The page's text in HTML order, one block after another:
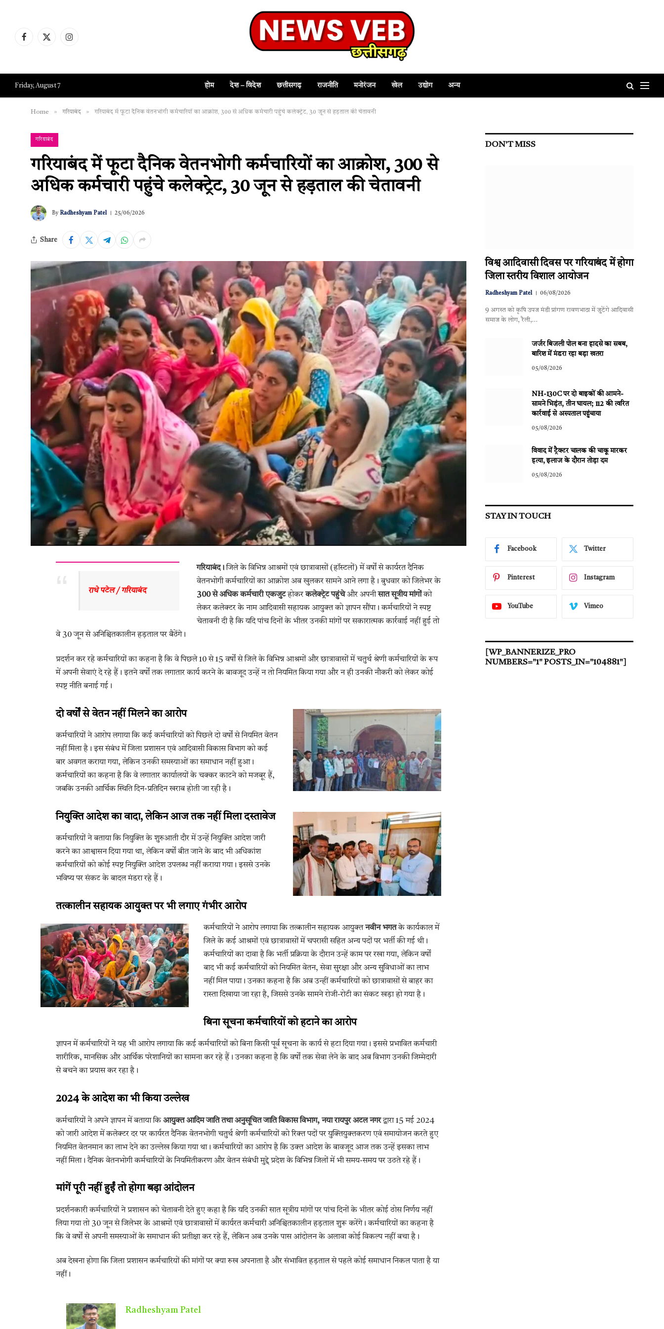
Facebook
X
Instagram
Friday, August 7 होम देश – विदेश छत्तीसगढ़ राजनीति मनोरंजन खेल उद्योग अन्य
Home » गरियाबंद » गरियाबंद में फूटा दैनिक वेतनभोगी कर्मचारियों का आक्रोश, 300 से अधिक कर्मचारी पहुंचे कलेक्ट्रेट, 30 जून से हड़ताल की चेतावनी
गरियाबंद
गरियाबंद में फूटा दैनिक वेतनभोगी कर्मचारियों का आक्रोश, 300 से
अधिक कर्मचारी पहुंचे कलेक्ट्रेट, 30 जून से हड़ताल की चेतावनी
By Radheshyam Patel 25/06/2026
Share
राधे पटेल / गरियाबंद
गरियाबंद।जिले के विभिन्न आश्रमों एवं छात्रावासों (हॉस्टलों) में वर्षों से कार्यरत दैनिक
वेतनभोगी कर्मचारियों का आक्रोश अब खुलकर सामने आने लगा है। बुधवार को जिलेभर के
300 से अधिक कर्मचारी एकजुटहोकरकलेक्ट्रेट पहुंचेऔर अपनीसात सूत्रीय मांगोंको
लेकर कलेक्टर के नाम आदिवासी सहायक आयुक्त को ज्ञापन सौंपा। कर्मचारियों ने स्पष्ट
चेतावनी दी है कि यदि पांच दिनों के भीतर उनकी मांगों पर सकारात्मक कार्रवाई नहीं हुई तो
वे 30 जून से अनिश्चितकालीन हड़ताल पर बैठेंगे।
प्रदर्शन कर रहे कर्मचारियों का कहना है कि वे पिछले 10 से 15 वर्षों से जिले के विभिन्न आश्रमों और छात्रावासों में चतुर्थ श्रेणी कर्मचारियों के रूप
में अपनी सेवाएं दे रहे हैं। इतने वर्षों तक लगातार कार्य करने के बावजूद उन्हें न तो नियमित किया गया और न ही उनकी नौकरी को लेकर कोई
स्पष्ट नीति बनाई गई।
दो वर्षों से वेतन नहीं मिलने का आरोप
कर्मचारियों ने आरोप लगाया कि कई कर्मचारियों को पिछले दो वर्षों से नियमित वेतन
नहीं मिला है। इस संबंध में जिला प्रशासन एवं आदिवासी विकास विभाग को कई
बार अवगत कराया गया, लेकिन उनकी समस्याओं का समाधान नहीं हुआ।
कर्मचारियों का कहना है कि वे लगातार कार्यालयों के चक्कर काटने को मजबूर हैं,
जबकि उनकी आर्थिक स्थिति दिन-प्रतिदिन खराब होती जा रही है।
नियुक्ति आदेश का वादा, लेकिन आज तक नहीं मिला दस्तावेज
कर्मचारियों ने बताया कि नियुक्ति के शुरुआती दौर में उन्हें नियुक्ति आदेश जारी
करने का आश्वासन दिया गया था, लेकिन वर्षों बीत जाने के बाद भी अधिकांश
कर्मचारियों को कोई स्पष्ट नियुक्ति आदेश उपलब्ध नहीं कराया गया। इससे उनके
भविष्य पर संकट के बादल मंडरा रहे हैं।
तत्कालीन सहायक आयुक्त पर भी लगाए गंभीर आरोप
कर्मचारियों ने आरोप लगाया कि तत्कालीन सहायक आयुक्तनवीन भगतके कार्यकाल में
जिले के कई आश्रमों एवं छात्रावासों में चपरासी सहित अन्य पदों पर भर्ती की गई थी।
कर्मचारियों का दावा है कि भर्ती प्रक्रिया के दौरान उन्हें काम पर रखा गया, लेकिन वर्षों
बाद भी कई कर्मचारियों को नियमित वेतन, सेवा सुरक्षा और अन्य सुविधाओं का लाभ
नहीं मिल पाया। उनका कहना है कि अब उन्हीं कर्मचारियों को छात्रावासों से बाहर का
रास्ता दिखाया जा रहा है, जिससे उनके सामने रोजी-रोटी का संकट खड़ा हो गया है।
बिना सूचना कर्मचारियों को हटाने का आरोप
ज्ञापन में कर्मचारियों ने यह भी आरोप लगाया कि कई कर्मचारियों को बिना किसी पूर्व सूचना के कार्य से हटा दिया गया। इससे प्रभावित कर्मचारी
शारीरिक, मानसिक और आर्थिक परेशानियों का सामना कर रहे हैं। उनका कहना है कि वर्षों तक सेवा लेने के बाद अब विभाग उनकी जिम्मेदारी
से बचने का प्रयास कर रहा है।
2024 के आदेश का भी किया उल्लेख
कर्मचारियों ने अपने ज्ञापन में बताया कि आयुक्त आदिम जाति तथा अनुसूचित जाति विकास विभाग, नया रायपुर अटल नगरद्वारा 15 मई 2024
को जारी आदेश में कलेक्टर दर पर कार्यरत दैनिक वेतनभोगी चतुर्थ श्रेणी कर्मचारियों को रिक्त पदों पर युक्तियुक्तकरण एवं समायोजन करते हुए
नियमित वेतनमान का लाभ देने का उल्लेख किया गया था। कर्मचारियों का आरोप है कि उक्त आदेश के बावजूद आज तक उन्हें इसका लाभ
नहीं मिला। दैनिक वेतनभोगी कर्मचारियों के नियमितीकरण और वेतन संबंधी मुद्दे प्रदेश के विभिन्न जिलों में भी समय-समय पर उठते रहे हैं।
मांगें पूरी नहीं हुईं तो होगा बड़ा आंदोलन
प्रदर्शनकारी कर्मचारियों ने प्रशासन को चेतावनी देते हुए कहा है कि यदि उनकी सात सूत्रीय मांगों पर पांच दिनों के भीतर कोई ठोस निर्णय नहीं
लिया गया तो 30 जून से जिलेभर के आश्रमों एवं छात्रावासों में कार्यरत कर्मचारी अनिश्चितकालीन हड़ताल शुरू करेंगे। कर्मचारियों का कहना है
कि वे वर्षों से अपनी समस्याओं के समाधान की प्रतीक्षा कर रहे हैं, लेकिन अब उनके पास आंदोलन के अलावा कोई विकल्प नहीं बचा है।
अब देखना होगा कि जिला प्रशासन कर्मचारियों की मांगों पर क्या रुख अपनाता है और संभावित हड़ताल से पहले कोई समाधान निकल पाता है या
नहीं।
Radheshyam Patel
DON'T MISS
विश्व आदिवासी दिवस पर गरियाबंद में होगा
जिला स्तरीय विशाल आयोजन
Radheshyam Patel 06/08/2026
9 अगस्त को कृषि उपज मंडी प्रांगण रावणभाठा में जुटेंगे आदिवासी
समाज के लोग, रैली,…
जर्जर बिजली पोल बना हादसे का सबब,
बारिश में मंडरा रहा बड़ा खतरा
05/08/2026
NH-130C पर दो बाइकों की आमने-
सामने भिड़ंत, तीन घायल; 112 की त्वरित
कार्रवाई से अस्पताल पहुंचाया
05/08/2026
विवाद में ट्रैक्टर चालक की चाकू मारकर
हत्या, इलाज के दौरान तोड़ा दम
05/08/2026
STAY IN TOUCH
Facebook Twitter
Pinterest Instagram
YouTube Vimeo
[WP_BANNERIZE_PRO
NUMBERS="1" POSTS_IN="104881"]